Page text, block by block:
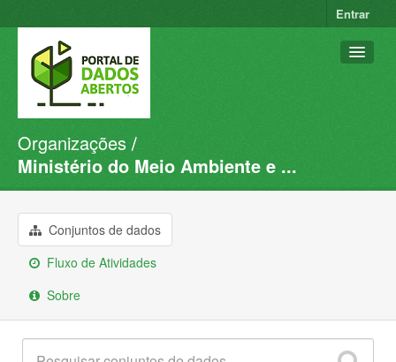
Entrar
Conjuntos de dados
Organizações
Sobre
Organizações
Ministério do Meio Ambiente e ...
Conjuntos de dados
Fluxo de Atividades
Sobre